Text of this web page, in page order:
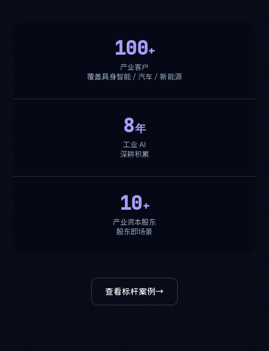
100+
产业客户
覆盖具身智能 / 汽车 / 新能源
8年
工业 AI
深耕积累
10+
产业资本股东
股东即场景
查看标杆案例→